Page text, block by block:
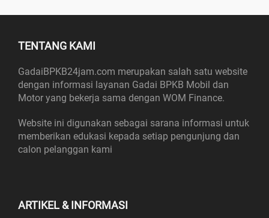
TENTANG KAMI
GadaiBPKB24jam.com merupakan salah satu website
dengan informasi layanan Gadai BPKB Mobil dan
Motor yang bekerja sama dengan WOM Finance.
Website ini digunakan sebagai sarana informasi untuk
memberikan edukasi kepada setiap pengunjung dan
calon pelanggan kami
ARTIKEL & INFORMASI